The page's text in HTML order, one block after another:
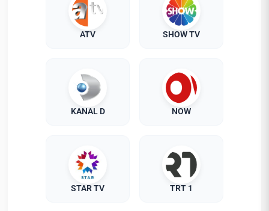
ATV SHOW TV
KANAL D NOW
STAR TV TRT 1